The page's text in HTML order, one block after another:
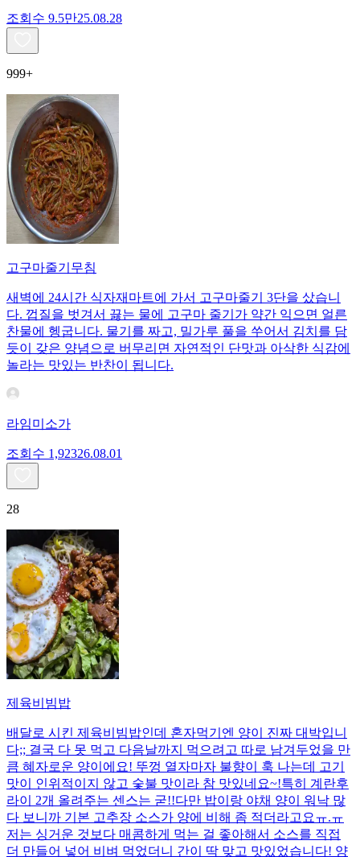
조회수 9.5만25.08.28
999+
고구마줄기무침
새벽에 24시간 식자재마트에 가서 고구마줄기 3단을 샀습니
다. 껍질을 벗겨서 끓는 물에 고구마 줄기가 약간 익으면 얼른
찬물에 헹굽니다. 물기를 짜고, 밀가루 풀을 쑤어서 김치를 담
듯이 갖은 양념으로 버무리면 자연적인 단맛과 아삭한 식감에
놀라는 맛있는 반찬이 됩니다.
라임미소가
조회수 1,92326.08.01
28
제육비빔밥
배달로 시킨 제육비빔밥인데 혼자먹기엔 양이 진짜 대박입니
다;; 결국 다 못 먹고 다음날까지 먹으려고 따로 남겨두었을 만
큼 혜자로운 양이에요! 뚜껑 열자마자 불향이 훅 나는데 고기
맛이 인위적이지 않고 숯불 맛이라 참 맛있네요~!특히 계란후
라이 2개 올려주는 센스는 굳!! ​다만 밥이랑 야채 양이 워낙 많
다 보니까 기본 고추장 소스가 양에 비해 좀 적더라고요ㅠ.ㅠ
저는 싱거운 것보다 매콤하게 먹는 걸 좋아해서 소스를 직접
더 만들어 넣어 비벼 먹었더니 간이 딱 맞고 맛있었습니다! 양